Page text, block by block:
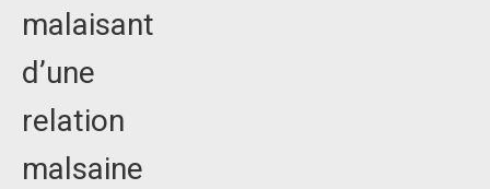
malaisant
d’une
relation
malsaine